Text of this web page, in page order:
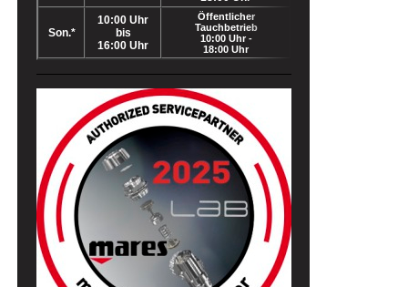
Son.*
10:00 Uhr
bis
16:00 Uhr
Öffentlicher
Tauchbetrieb
10:00 Uhr -
18:00 Uhr